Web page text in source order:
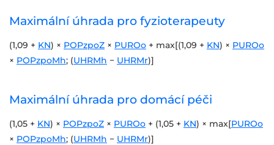
Maximální úhrada pro fyzioterapeuty
(1,09 + KN) × POPzpoZ × PUROo + max[(1,09 + KN) × PUROo
× POPzpoMh; (UHRMh − UHRMr)]
Maximální úhrada pro domácí péči
(1,05 + KN) × POPzpoZ × PUROo + (1,05 + KN) × max[PUROo
× POPzpoMh; (UHRMh − UHRMr)]